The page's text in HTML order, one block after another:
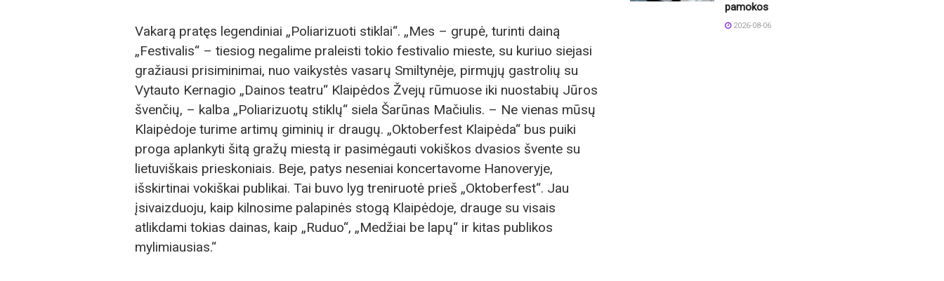
Vakarą pratęs legendiniai „Poliarizuoti stiklai“. „Mes – grupė, turinti dainą
„Festivalis“ – tiesiog negalime praleisti tokio festivalio mieste, su kuriuo siejasi
gražiausi prisiminimai, nuo vaikystės vasarų Smiltynėje, pirmųjų gastrolių su
Vytauto Kernagio „Dainos teatru“ Klaipėdos Žvejų rūmuose iki nuostabių Jūros
švenčių, – kalba „Poliarizuotų stiklų“ siela Šarūnas Mačiulis. – Ne vienas mūsų
Klaipėdoje turime artimų giminių ir draugų. „Oktoberfest Klaipėda“ bus puiki
proga aplankyti šitą gražų miestą ir pasimėgauti vokiškos dvasios švente su
lietuviškais prieskoniais. Beje, patys neseniai koncertavome Hanoveryje,
išskirtinai vokiškai publikai. Tai buvo lyg treniruotė prieš „Oktoberfest“. Jau
įsivaizduoju, kaip kilnosime palapinės stogą Klaipėdoje, drauge su visais
atlikdami tokias dainas, kaip „Ruduo“, „Medžiai be lapų“ ir kitas publikos
mylimiausias.“
pamokos
2026-08-06